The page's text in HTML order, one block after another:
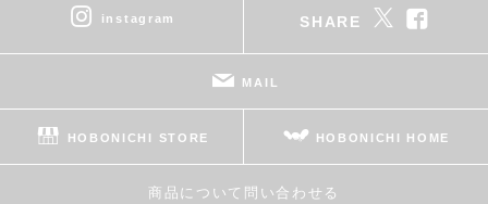
instagram SHARE
MAIL
HOBONICHI STORE HOBONICHI HOME
商品について問い合わせる